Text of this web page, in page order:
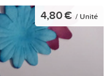
4,80 € / Unité